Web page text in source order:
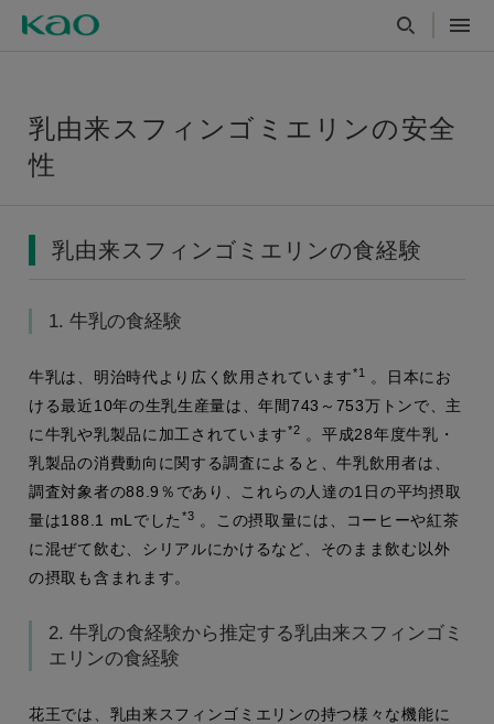
乳由来スフィンゴミエリンの安全
性
乳由来スフィンゴミエリンの食経験
1. 牛乳の食経験
牛乳は、明治時代より広く飲用されています*1
。日本にお
ける最近10年の生乳生産量は、年間743～753万トンで、主
に牛乳や乳製品に加工されています*2 。平成28年度牛乳・
乳製品の消費動向に関する調査によると、牛乳飲用者は、
調査対象者の88.9％であり、これらの人達の1日の平均摂取
量は188.1 mLでした *3 。この摂取量には、コーヒーや紅茶
に混ぜて飲む、シリアルにかけるなど、そのまま飲む以外
の摂取も含まれます。
2. 牛乳の食経験から推定する乳由来スフィンゴミ
エリンの食経験
花王では、乳由来スフィンゴミエリンの持つ様々な機能に